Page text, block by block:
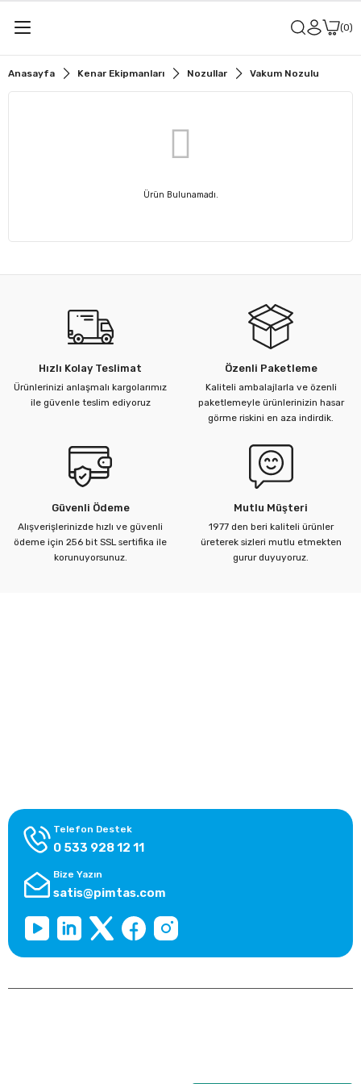
0
Anasayfa Kenar Ekipmanları Nozullar Vakum Nozulu
Ürün Bulunamadı.
Hızlı Kolay Teslimat
Ürünlerinizi anlaşmalı kargolarımız
ile güvenle teslim ediyoruz
Özenli Paketleme
Kaliteli ambalajlarla ve özenli
paketlemeyle ürünlerinizin hasar
görme riskini en aza indirdik.
Güvenli Ödeme
Alışverişlerinizde hızlı ve güvenli
ödeme için 256 bit SSL sertifika ile
korunuyorsunuz.
Mutlu Müşteri
1977 den beri kaliteli ürünler
üreterek sizleri mutlu etmekten
gurur duyuyoruz.
Telefon Destek
0 533 928 12 11
Bize Yazın
satis@pimtas.com